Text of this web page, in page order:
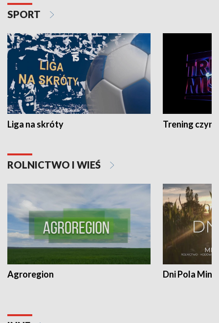
SPORT
Liga na skróty Trening czyni
ROLNICTWO I WIEŚ
Agroregion Dni Pola